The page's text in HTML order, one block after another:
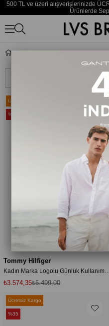
500 TL ve üzeri alışverişlerinizde
Ürünlerde
Tommy Hilfiger
₺3.574,35₺5.499,00
Ücretsiz Kargo
%35
Ücretsiz Kargo
%35